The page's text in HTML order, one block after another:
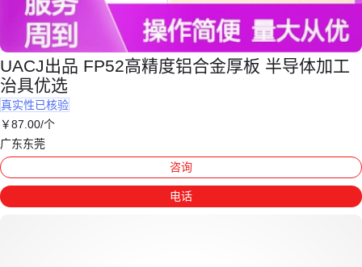
UACJ出品 FP52高精度铝合金厚板 半导体加工
治具优选
真实性已核验
￥87 .00/个
广东东莞
咨询
电话